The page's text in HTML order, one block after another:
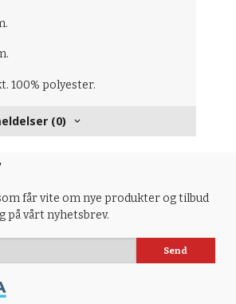
100% polyester.
(0)
får vite om nye produkter og tilbud
på vårt nyhetsbrev.